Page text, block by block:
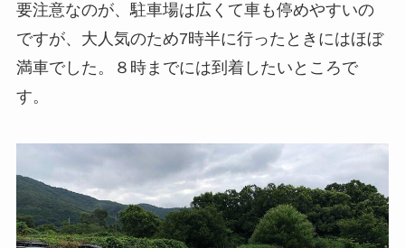
要注意なのが、駐車場は広くて車も停めやすいの
ですが、大人気のため7時半に行ったときにはほぼ
満車でした。８時までには到着したいところで
す。